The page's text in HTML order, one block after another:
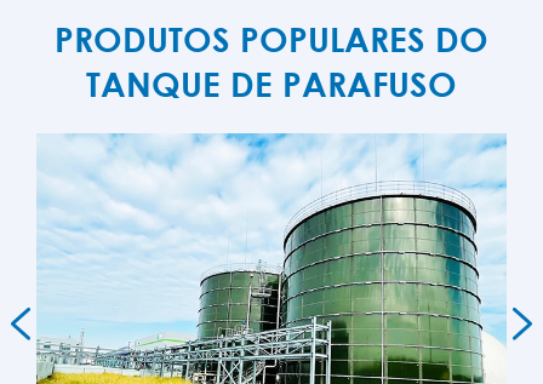
PRODUTOS POPULARES DO
TANQUE DE PARAFUSO
 